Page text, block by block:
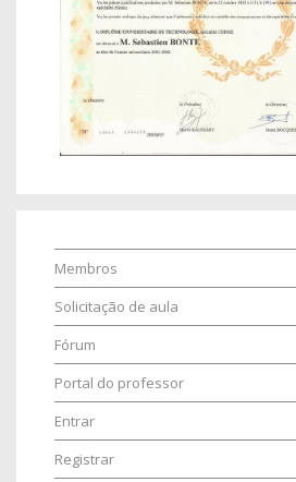
Membros
Solicitação de aula
Fórum
Portal do professor
Entrar
Registrar